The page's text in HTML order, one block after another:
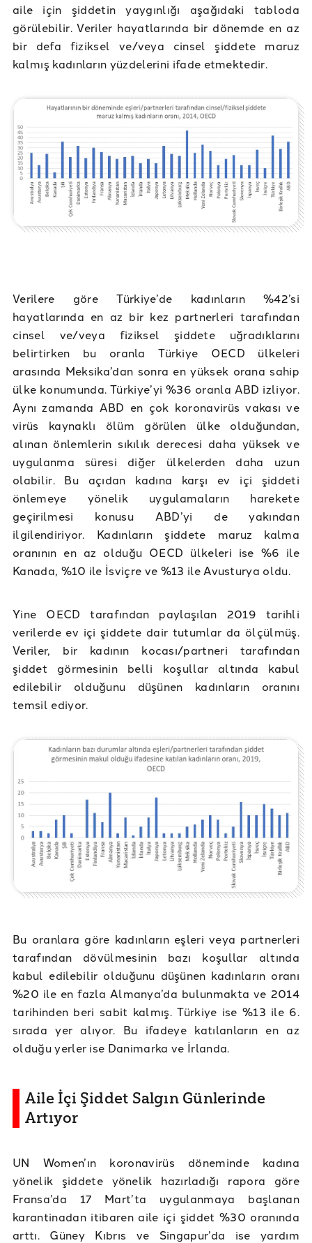
aile için şiddetin yaygınlığı aşağıdaki tabloda
görülebilir. Veriler hayatlarında bir dönemde en az
bir defa fiziksel ve/veya cinsel şiddete maruz
kalmış kadınların yüzdelerini ifade etmektedir.
Verilere göre Türkiye’de kadınların %42’si
hayatlarında en az bir kez partnerleri tarafından
cinsel ve/veya fiziksel şiddete uğradıklarını
belirtirken bu oranla Türkiye OECD ülkeleri
arasında Meksika’dan sonra en yüksek orana sahip
ülke konumunda. Türkiye’yi %36 oranla ABD izliyor.
Aynı zamanda ABD en çok koronavirüs vakası ve
virüs kaynaklı ölüm görülen ülke olduğundan,
alınan önlemlerin sıkılık derecesi daha yüksek ve
uygulanma süresi diğer ülkelerden daha uzun
olabilir. Bu açıdan kadına karşı ev içi şiddeti
önlemeye yönelik uygulamaların harekete
geçirilmesi konusu ABD’yi de yakından
ilgilendiriyor. Kadınların şiddete maruz kalma
oranının en az olduğu OECD ülkeleri ise %6 ile
Kanada, %10 ile İsviçre ve %13 ile Avusturya oldu.
Yine OECD tarafından paylaşılan 2019 tarihli
verilerde ev içi şiddete dair tutumlar da ölçülmüş.
Veriler, bir kadının kocası/partneri tarafından
şiddet görmesinin belli koşullar altında kabul
edilebilir olduğunu düşünen kadınların oranını
temsil ediyor.
Bu oranlara göre kadınların eşleri veya partnerleri
tarafından dövülmesinin bazı koşullar altında
kabul edilebilir olduğunu düşünen kadınların oranı
%20 ile en fazla Almanya’da bulunmakta ve 2014
tarihinden beri sabit kalmış. Türkiye ise %13 ile 6.
sırada yer alıyor. Bu ifadeye katılanların en az
olduğu yerler ise Danimarka ve İrlanda.
Aile İçi Şiddet Salgın Günlerinde
Artıyor
UN Women’ın koronavirüs döneminde kadına
yönelik şiddete yönelik hazırladığı rapora göre
Fransa’da 17 Mart’ta uygulanmaya başlanan
karantinadan itibaren aile içi şiddet %30 oranında
arttı. Güney Kıbrıs ve Singapur’da ise yardım